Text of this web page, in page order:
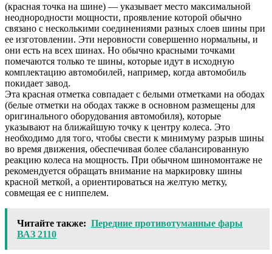
(красная точка на шине) — указывает место максимальной
неоднородности мощности, проявление которой обычно
связано с несколькими соединениями разных слоев шины при
ее изготовлении. Эти неровности совершенно нормальны, и
они есть на всех шинах. Но обычно красными точками
помечаются только те шины, которые идут в исходную
комплектацию автомобилей, например, когда автомобиль
покидает завод.
Эта красная отметка совпадает с белыми отметками на ободах
(белые отметки на ободах также в основном размещены для
оригинального оборудования автомобиля), которые
указывают на ближайшую точку к центру колеса. Это
необходимо для того, чтобы свести к минимуму разрыв шины
во время движения, обеспечивая более сбалансированную
реакцию колеса на мощность. При обычном шиномонтаже не
рекомендуется обращать внимание на маркировку шины
красной меткой, а ориентироваться на желтую метку,
совмещая ее с ниппелем.
Читайте также: Передние противотуманные фары
ВАЗ 2110